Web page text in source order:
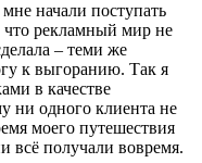
начали поступать
что рекламный мир не
– теми же
к выгоранию. Так я
в качестве
ни одного клиента не
моего путешествия
всё получали вовремя.